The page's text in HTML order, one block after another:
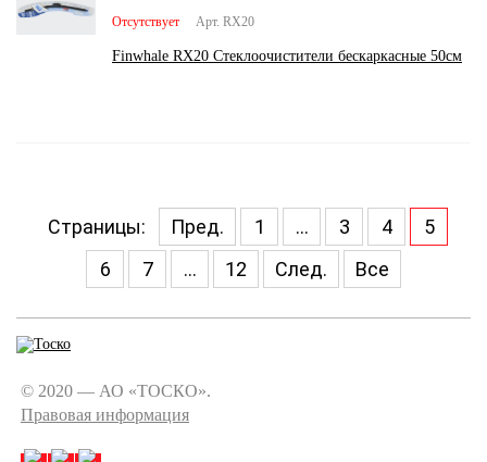
Арт. RX20
Отсутствует
Finwhale RX20 Стеклоочистители бескаркасные 50см
Страницы: Пред. 1 ... 3 4
5
6
7 ... 12 След. Все
© 2020 — АО «ТОСКО».
Правовая информация